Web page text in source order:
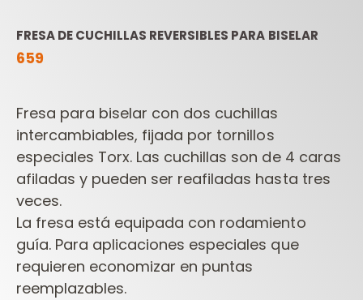
FRESA DE CUCHILLAS REVERSIBLES PARA BISELAR
659
Fresa para biselar con dos cuchillas
intercambiables, fijada por tornillos
especiales Torx. Las cuchillas son de 4 caras
afiladas y pueden ser reafiladas hasta tres
veces.
La fresa está equipada con rodamiento
guía. Para aplicaciones especiales que
requieren economizar en puntas
reemplazables.